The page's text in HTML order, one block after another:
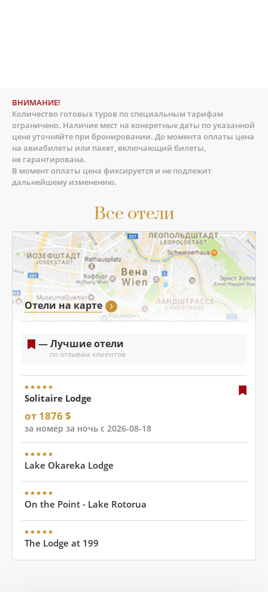
Все отели
Отели на карте
— Лучшие отели
по отзывам клиентов
Solitaire Lodge
от 1876 $
за номер за ночь с 2026-08-18
Lake Okareka Lodge
On the Point - Lake Rotorua
The Lodge at 199
ВНИМАНИЕ!
Количество готовых туров по специальным тарифам
ограничено. Наличие мест на конкретные даты по указанной
цене уточняйте при бронировании. До момента оплаты цена
на авиабилеты или пакет, включающий билеты,
не гарантирована.
В момент оплаты цена фиксируется и не подлежит
дальнейшему изменению.